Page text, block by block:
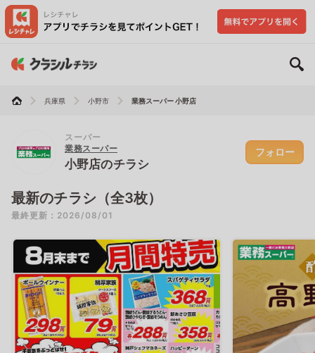
兵庫県 小野市 業務スーパー 小野店
スーパー
業務スーパー
小野店のチラシ
フォロー
最新のチラシ（全3枚）
最終更新：2026/08/01